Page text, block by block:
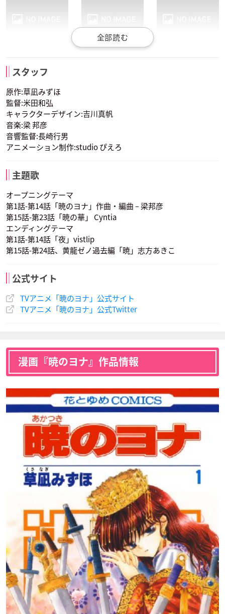
声優：森田成一
声優：下野紘
スタッフ
原作:草凪みずほ
監督:米田和弘
キャラクターデザイン:吉川真帆
音楽:梁 邦彦
音響監督:長崎行男
アニメーション制作:studio ぴえろ
主題歌
オープニングテーマ
第1話-第14話「暁のヨナ」作曲・編曲 – 梁邦彦
第15話-第23話「暁の華」 Cyntia
エンディングテーマ
第1話-第14話「夜」vistlip
第15話-第24話、黄龍ゼノ過去編「暁」志方あきこ
公式サイト
TVアニメ「暁のヨナ」公式サイト
TVアニメ「暁のヨナ」公式Twitter
漫画『暁のヨナ』作品情報